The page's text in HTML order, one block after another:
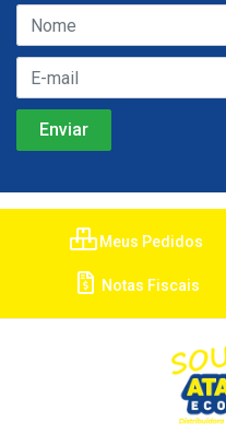
Meus Pedidos
Notas Fiscais